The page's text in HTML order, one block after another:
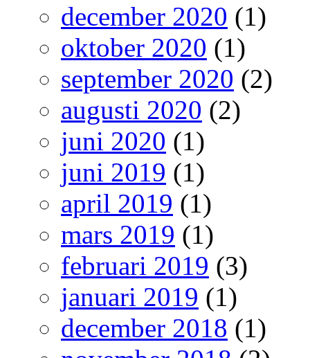
december 2020 (1)
oktober 2020 (1)
september 2020 (2)
augusti 2020 (2)
juni 2020 (1)
juni 2019 (1)
april 2019 (1)
mars 2019 (1)
februari 2019 (3)
januari 2019 (1)
december 2018 (1)